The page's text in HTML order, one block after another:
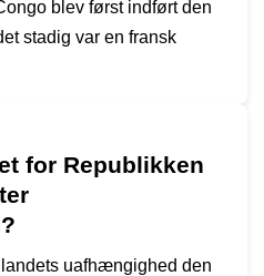
blev først indført den
stadig var en fransk
for Republikken
uafhængighed den